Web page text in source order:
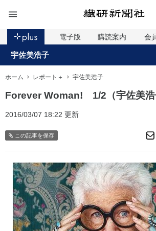
電子版 購読案内 会
宇佐美浩子
ホーム レポート＋ 宇佐美浩子
Forever Woman! 1/2（宇佐美浩
2016/03/07 18:22 更新
この記事を保存